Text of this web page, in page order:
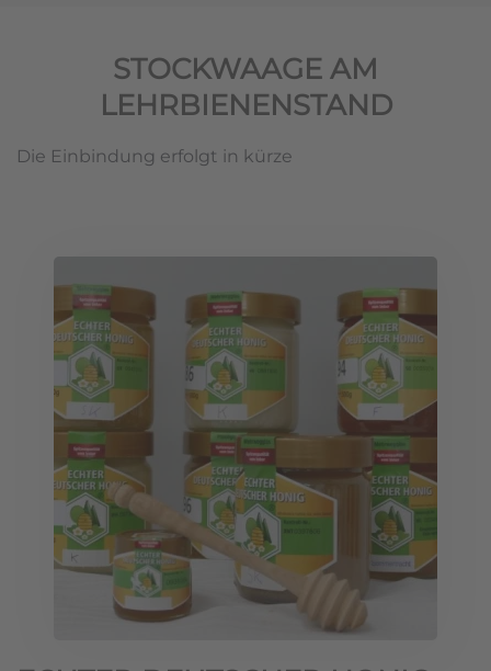
STOCKWAAGE AM
LEHRBIENENSTAND
Die Einbindung erfolgt in kürze